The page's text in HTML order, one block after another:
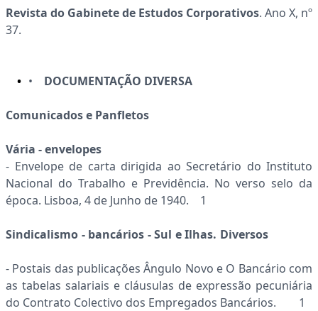
Revista do Gabinete de Estudos Corporativos. Ano X, nº
37.
• DOCUMENTAÇÃO DIVERSA
Comunicados e Panfletos
Vária - envelopes
- Envelope de carta dirigida ao Secretário do Instituto
Nacional do Trabalho e Previdência. No verso selo da
época. Lisboa, 4 de Junho de 1940. 1
Sindicalismo - bancários - Sul e Ilhas. Diversos
- Postais das publicações Ângulo Novo e O Bancário com
as tabelas salariais e cláusulas de expressão pecuniária
do Contrato Colectivo dos Empregados Bancários. 1